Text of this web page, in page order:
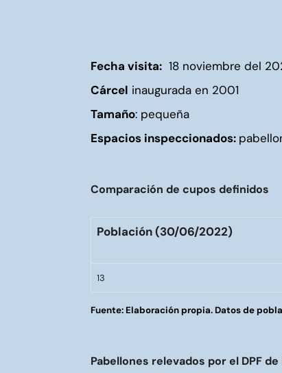
Fecha visita: 18 noviembre del
Cárcel inaugurada en 2001
Tamaño: pequeña
Espacios inspeccionados:
Comparación de cupos definidos
Población (30/06/2022)
13
Fuente: Elaboración propia. Datos de
Pabellones relevados por el DPF de